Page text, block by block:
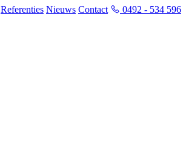
Referenties Nieuws Contact 0492 - 534 596